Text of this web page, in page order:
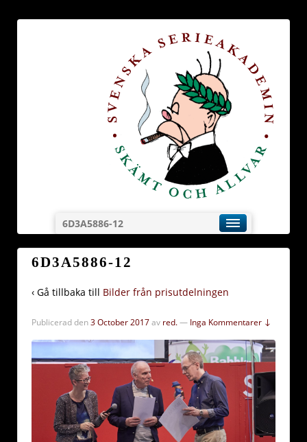
6D3A5886-12
6D3A5886-12
‹ Gå tillbaka till Bilder från prisutdelningen
Publicerad den3 October 2017av red.— Inga Kommentarer ↓